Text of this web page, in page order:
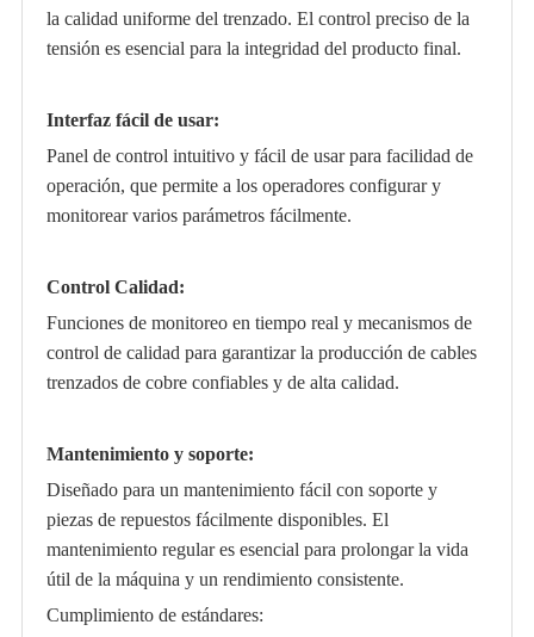
la calidad uniforme del trenzado. El control preciso de la
tensión es esencial para la integridad del producto final.
Interfaz fácil de usar:
Panel de control intuitivo y fácil de usar para facilidad de
operación, que permite a los operadores configurar y
monitorear varios parámetros fácilmente.
Control Calidad:
Funciones de monitoreo en tiempo real y mecanismos de
control de calidad para garantizar la producción de cables
trenzados de cobre confiables y de alta calidad.
Mantenimiento y soporte:
Diseñado para un mantenimiento fácil con soporte y
piezas de repuestos fácilmente disponibles. El
mantenimiento regular es esencial para prolongar la vida
útil de la máquina y un rendimiento consistente.
Cumplimiento de estándares: